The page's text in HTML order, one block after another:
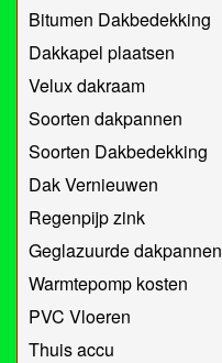
Bitumen Dakbedekking
Dakkapel plaatsen
Velux dakraam
Soorten dakpannen
Soorten Dakbedekking
Dak Vernieuwen
Regenpijp zink
Geglazuurde dakpannen
Warmtepomp kosten
PVC Vloeren
Thuis accu